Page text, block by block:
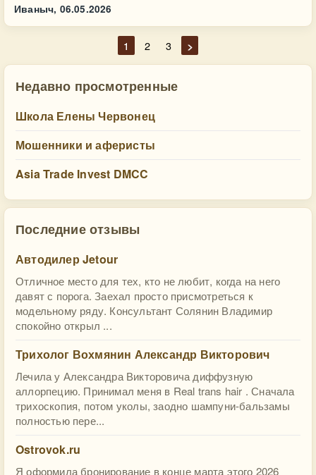
Иваныч, 06.05.2026
1 2 3 >
Недавно просмотренные
Школа Елены Червонец
Мошенники и аферисты
Asia Trade Invest DMCC
Последние отзывы
Автодилер Jetour
Отличное место для тех, кто не любит, когда на него
давят с порога. Заехал просто присмотреться к
модельному ряду. Консультант Солянин Владимир
спокойно открыл ...
Трихолог Вохмянин Александр Викторович
Лечила у Александра Викторовича диффузную
аллорпецию. Принимал меня в Real trans hair . Сначала
трихоскопия, потом уколы, заодно шампуни-бальзамы
полностью пере...
Ostrovok.ru
Я оформила бронирование в конце марта этого 2026